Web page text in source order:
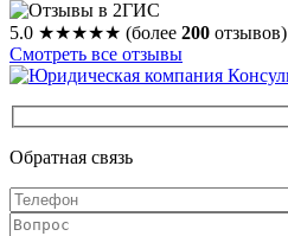
5.0 ★★★★★ (более 200 отзывов)
Смотреть все отзывы
Обратная связь